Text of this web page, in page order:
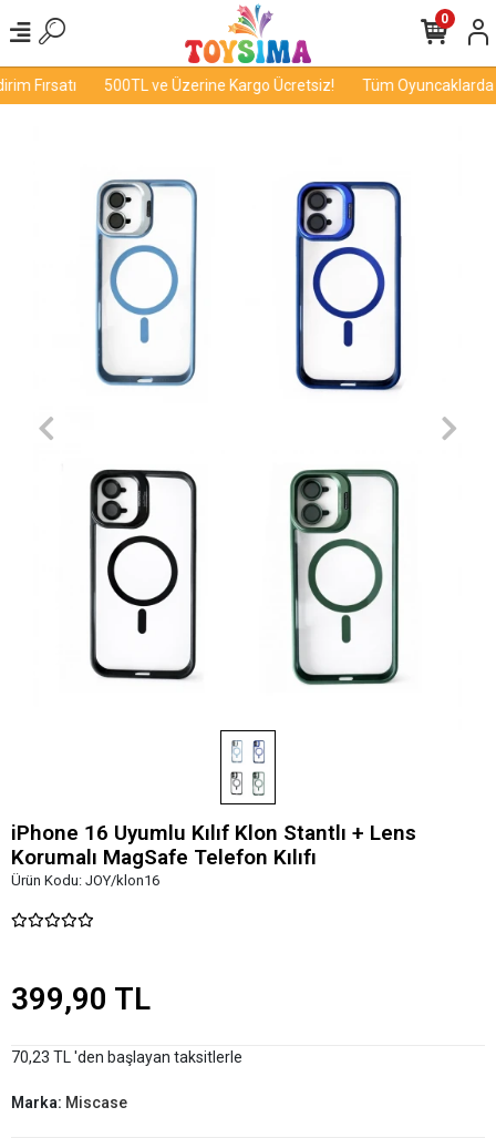
Fırsatı 500TL ve Üzerine Kargo Ücretsiz! Tüm Oyuncaklarda
0
iPhone 16 Uyumlu Kılıf Klon Stantlı + Lens
Korumalı MagSafe Telefon Kılıfı
Ürün Kodu: JOY/klon16
399,90 TL
70,23 TL 'den başlayan taksitlerle
Marka: Miscase